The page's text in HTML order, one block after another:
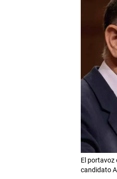
El portavoz
candidato